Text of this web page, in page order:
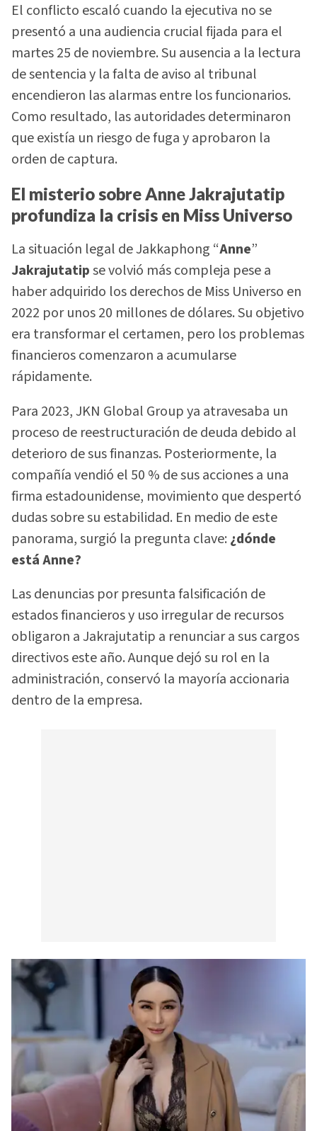
El conflicto escaló cuando la ejecutiva no se
presentó a una audiencia crucial fijada para el
martes 25 de noviembre. Su ausencia a la lectura
de sentencia y la falta de aviso al tribunal
encendieron las alarmas entre los funcionarios.
Como resultado, las autoridades determinaron
que existía un riesgo de fuga y aprobaron la
orden de captura.
El misterio sobre Anne Jakrajutatip
profundiza la crisis en Miss Universo
La situación legal de Jakkaphong “Anne”
Jakrajutatipse volvió más compleja pese a
haber adquirido los derechos de Miss Universo en
2022 por unos 20 millones de dólares. Su objetivo
era transformar el certamen, pero los problemas
financieros comenzaron a acumularse
rápidamente.
Para 2023, JKN Global Group ya atravesaba un
proceso de reestructuración de deuda debido al
deterioro de sus finanzas. Posteriormente, la
compañía vendió el 50 % de sus acciones a una
firma estadounidense, movimiento que despertó
dudas sobre su estabilidad. En medio de este
panorama, surgió la pregunta clave: ¿dónde
está Anne?
Las denuncias por presunta falsificación de
estados financieros y uso irregular de recursos
obligaron a Jakrajutatip a renunciar a sus cargos
directivos este año. Aunque dejó su rol en la
administración, conservó la mayoría accionaria
dentro de la empresa.